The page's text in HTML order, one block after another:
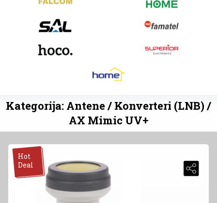
Kategorija: Antene / Konverteri (LNB) /
AX Mimic UV+
Hot
Deal